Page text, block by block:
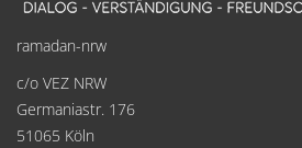
ramadan-nrw
c/o VEZ NRW
Germaniastr. 176
51065 Köln